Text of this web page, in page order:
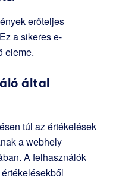
erőteljes
a sikeres e-
eleme.
által
túl az értékelések
a webhely
A felhasználók